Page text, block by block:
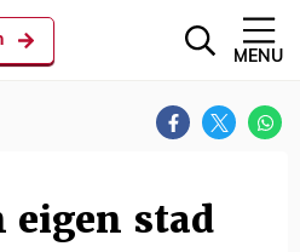
MENU
eigen stad